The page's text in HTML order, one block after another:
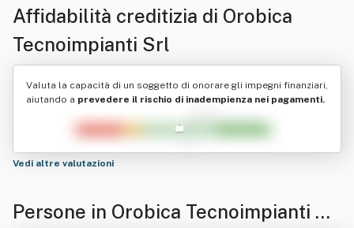
Affidabilità creditizia di Orobica
Tecnoimpianti Srl
Valuta la capacità di un soggetto di onorare gli impegni finanziari,
aiutando a prevedere il rischio di inadempienza nei pagamenti.
Vedi altre valutazioni
Persone in Orobica Tecnoimpianti Sr